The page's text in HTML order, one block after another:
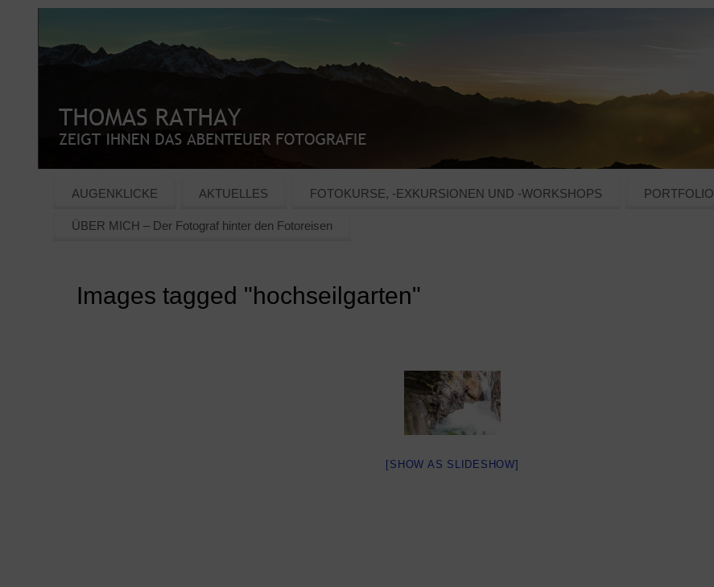
AUGENKLICKE AKTUELLES FOTOKURSE, -EXKURSIONEN UND -WORKSHOPS PORTFOLIO
ÜBER MICH – Der Fotograf hinter den Fotoreisen
Images tagged "hochseilgarten"
[SHOW AS SLIDESHOW]